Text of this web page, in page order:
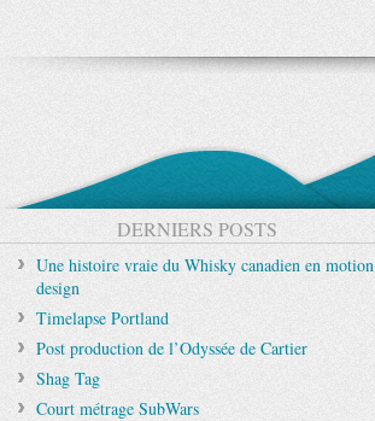
DERNIERS POSTS
Une histoire vraie du Whisky canadien en motion
design
Timelapse Portland
Post production de l’Odyssée de Cartier
Shag Tag
Court métrage SubWars